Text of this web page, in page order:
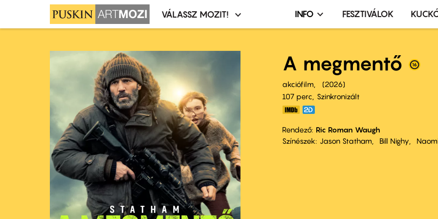
Moziválasztó
VÁLASSZ MOZIT!
Infó,
menü
INFO FESZTIVÁLOK
A megmentő
akciófilm
2026
107 perc,
Szinkronizált
Rendező Ric Roman Waugh
Színészek
Jason Statham Bill Nighy